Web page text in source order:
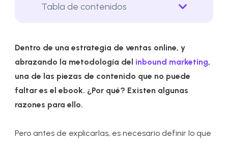
Tabla de contenidos
Dentro de una estrategia de ventas online, y
abrazando la metodología del inbound marketing,
una de las piezas de contenido que no puede
faltar es el ebook. ¿Por qué? Existen algunas
razones para ello.
Pero antes de explicarlas, es necesario definir lo que